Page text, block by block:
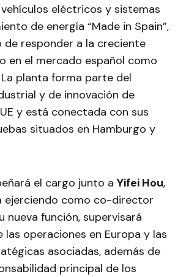
eléctricos y sistemas
de energía “Made in Spain”,
de responder a la creciente
en el mercado español como
planta forma parte del
y de innovación de
y está conectada con sus
situados en Hamburgo y
el cargo junto a Yifei Hou,
ejerciendo como co-director
nueva función, supervisará
las operaciones en Europa y las
asociadas, además de
principal de los